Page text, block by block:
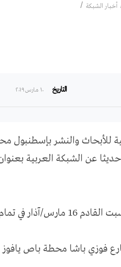
أخبار الشبكة
التاريخ ۱۰ مارس ۲۰۱۹
للأبحاث والنشر بإسطنبول
عن الشبكة العربية بعنوان
الشبكة العربية للأبحاث والنشر.
فوزي باشا محطة باص